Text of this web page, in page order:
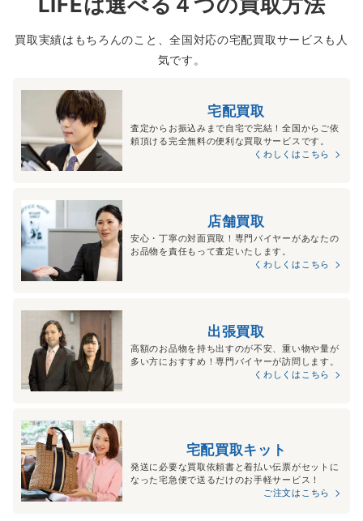
買取実績はもちろんのこと、全国対応の宅配買取サービスも人
気です。
宅配買取
査定からお振込みまで自宅で完結！全国からご依
頼頂ける完全無料の便利な買取サービスです。
くわしくはこちら
店舗買取
安心・丁寧の対面買取！専門バイヤーがあなたの
お品物を責任もって査定いたします。
くわしくはこちら
出張買取
高額のお品物を持ち出すのが不安、重い物や量が
多い方におすすめ！専門バイヤーが訪問します。
くわしくはこちら
宅配買取キット
発送に必要な買取依頼書と着払い伝票がセットに
なった宅急便で送るだけのお手軽サービス！
ご注文はこちら